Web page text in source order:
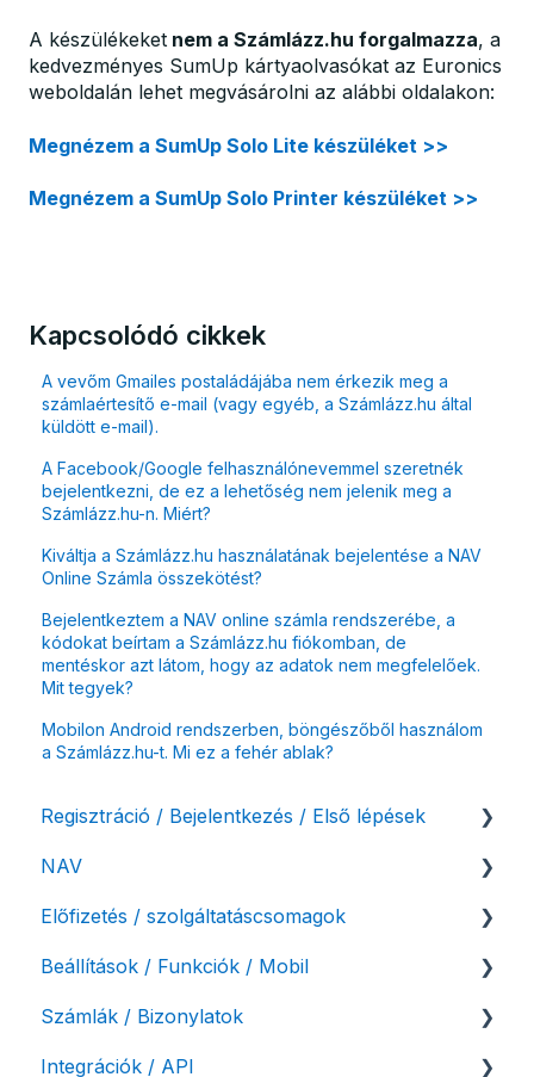
A készülékeket nem a Számlázz.hu forgalmazza, a
kedvezményes SumUp kártyaolvasókat az Euronics
weboldalán lehet megvásárolni az alábbi oldalakon:
Megnézem a SumUp Solo Lite készüléket >>
Megnézem a SumUp Solo Printer készüléket >>
Kapcsolódó cikkek
A vevőm Gmailes postaládájába nem érkezik meg a
számlaértesítő e-mail (vagy egyéb, a Számlázz.hu által
küldött e-mail).
A Facebook/Google felhasználónevemmel szeretnék
bejelentkezni, de ez a lehetőség nem jelenik meg a
Számlázz.hu-n. Miért?
Kiváltja a Számlázz.hu használatának bejelentése a NAV
Online Számla összekötést?
Bejelentkeztem a NAV online számla rendszerébe, a
kódokat beírtam a Számlázz.hu fiókomban, de
mentéskor azt látom, hogy az adatok nem megfelelőek.
Mit tegyek?
Mobilon Android rendszerben, böngészőből használom
a Számlázz.hu-t. Mi ez a fehér ablak?
Regisztráció / Bejelentkezés / Első lépések
Felhasználó beállításai
Számlázási fiók kezdő beállításai, első lépések
NAV
NAV online adatszolgáltatás
Adóhatósági ellenőrzés adatszolgáltatás
NAV pénztárgép feladás (PTGSZLAH)
Számlaverzum
Előfizetés / szolgáltatáscsomagok
Szolgáltatáscsomag kiválasztása
Szolgáltatáscsomag módosítása
Fiók / felhasználó törlése
Beállítások / Funkciók / Mobil
Számlakészítés
Mobilapplikáció / MostSzámlázz
Számlák / Bizonylatok
Sztornó-, és helyesbítő számla
Integrációk / API